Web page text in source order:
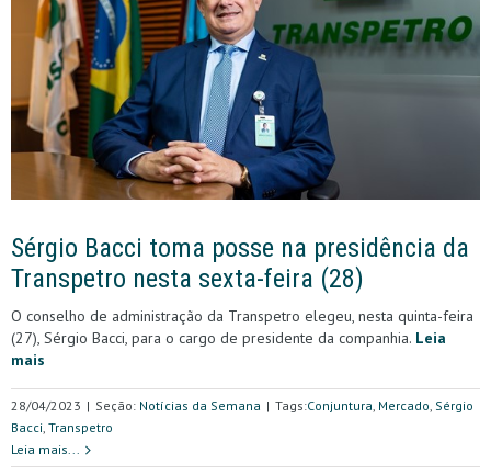
Sérgio Bacci toma posse na presidência da
Transpetro nesta sexta-feira (28)
O conselho de administração da Transpetro elegeu, nesta quinta-feira
(27), Sérgio Bacci, para o cargo de presidente da companhia. Leia
mais
28/04/2023 | Seção: Notícias da Semana | Tags:Conjuntura, Mercado, Sérgio
Bacci, Transpetro
Leia mais...